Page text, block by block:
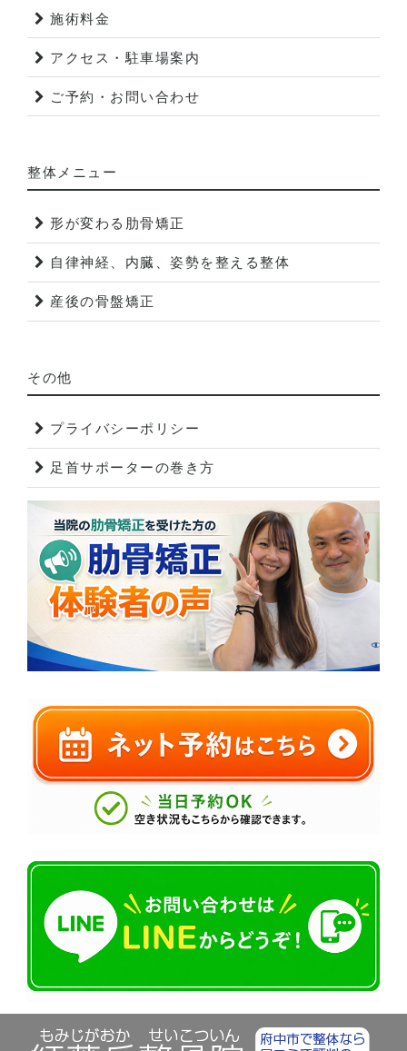
施術料金
アクセス・駐車場案内
ご予約・お問い合わせ
整体メニュー
形が変わる肋骨矯正
自律神経、内臓、姿勢を整える整体
産後の骨盤矯正
その他
プライバシーポリシー
足首サポーターの巻き方